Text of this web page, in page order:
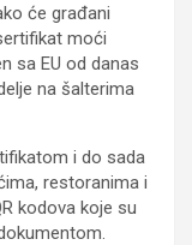
će građani
moći
sa EU od danas
na šalterima
i do sada
restoranima i
kodova koje su